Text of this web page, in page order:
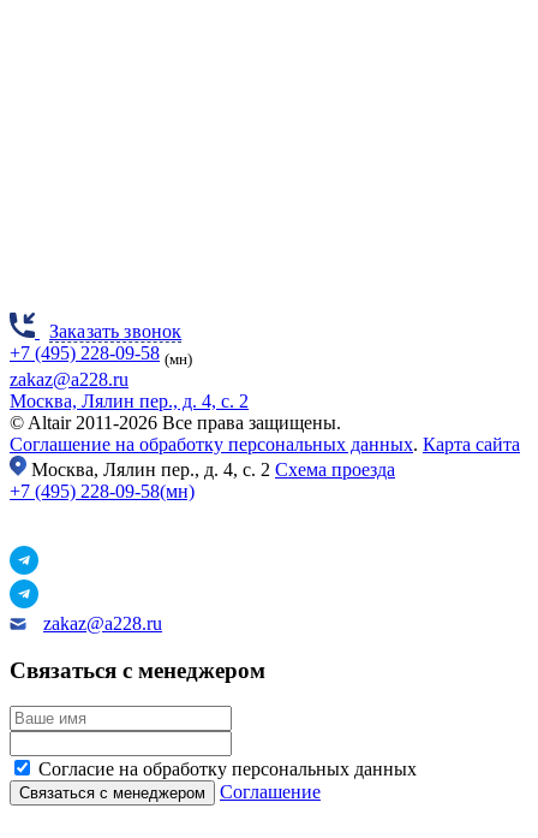
Заказать звонок
+7 (495) 228-09-58 (мн)
zakaz@a228.ru
Москва, Лялин пер., д. 4, с. 2
© Altair 2011-2026 Все права защищены.
Соглашение на обработку персональных данных. Карта сайта
Москва, Лялин пер., д. 4, с. 2 Схема проезда
+7 (495) 228-09-58(мн)
zakaz@a228.ru
Связаться с менеджером
Согласие на обработку персональных данных
Соглашение